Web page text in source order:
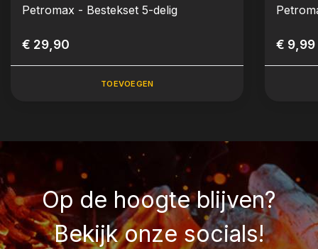
Petromax - Bestekset 5-delig
€ 29,90
TOEVOEGEN
€ 9,99
Op de hoogte blijven?
Bekijk onze socials!